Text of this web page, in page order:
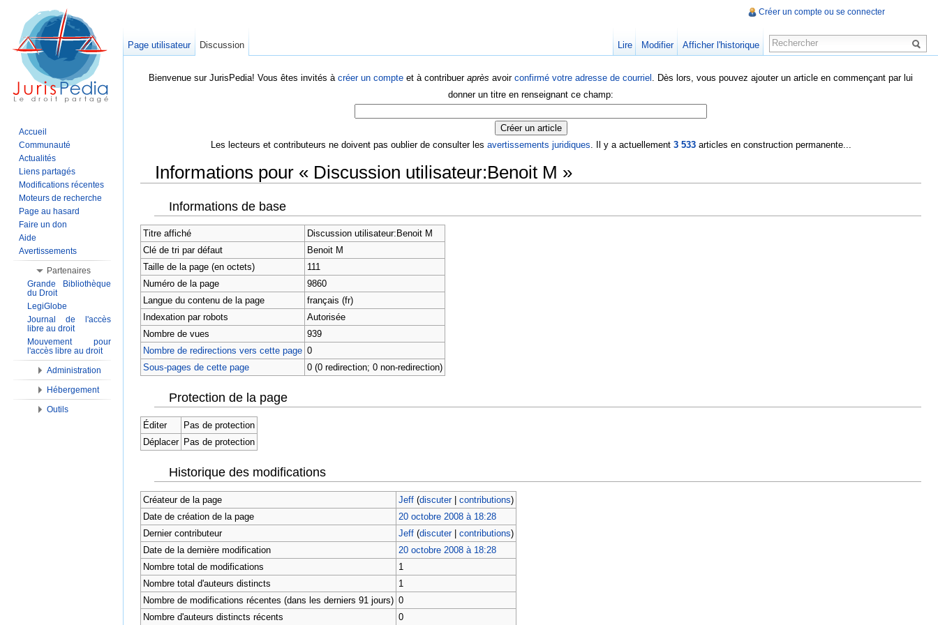
Bienvenue sur JurisPedia! Vous êtes invités à créer un compte et à contribuer après avoir confirmé votre adresse de courriel . Dès lors, vous pouvez ajouter un article en commençant par lui
donner un titre en renseignant ce champ:
Les lecteurs et contributeurs ne doivent pas oublier de consulter les avertissements juridiques. Il y a actuellement 3 533articles en construction permanente...
Informations pour « Discussion utilisateur:Benoit M »
Informations de base
Titre affiché
Discussion utilisateur:Benoit M
Clé de tri par défaut
Benoit M
Taille de la page (en octets)
111
Numéro de la page
9860
Langue du contenu de la page
français (fr)
Indexation par robots
Autorisée
Nombre de vues
939
Nombre de redirections vers cette page 0
Sous-pages de cette page
0 (0 redirection; 0 non-redirection)
Protection de la page
Éditer
Pas de protection
Déplacer
Pas de protection
Historique des modifications
Créateur de la page Jeff (discuter| contributions)
Date de création de la page
20 octobre 2008 à 18:28
Dernier contributeur
Jeff (discuter| contributions)
Date de la dernière modification
20 octobre 2008 à 18:28
Nombre total de modifications
1
Nombre total d'auteurs distincts
1
Nombre de modifications récentes (dans les derniers 91 jours) 0
Nombre d'auteurs distincts récents
0
Créer un compte ou se connecter
Page utilisateur Discussion Lire Modifier Afficher l'historique
Accueil
Communauté
Actualités
Liens partagés
Modifications récentes
Moteurs de recherche
Page au hasard
Faire un don
Aide
Avertissements
Partenaires
Grande Bibliothèque
du Droit
LegiGlobe
Journal de l'accès
libre au droit
Mouvement pour
l'accès libre au droit
Administration
Hébergement
Outils